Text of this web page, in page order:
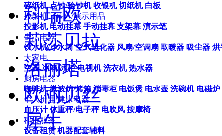
碎纸机 点钞/验钞机 收银机 切纸机 白板
投影机（幕）/演示用品
投影机 电动挂幕 手动挂幕 支架幕 演示笔
生活电器
饮水机/净水筒 空气进化器 风扇/空调扇 取暖器 吸尘器 烘
大家电
空调 冰箱/冰柜 电视机 洗衣机 热水器
厨房电器
咖啡机 微波炉/烤箱 消毒柜 电饭煲 电水壶 洗碗机 电磁炉
个人护理/健康电器
血压计 体重秤/电子秤 电吹风 按摩椅
租赁服务
设备租赁 机器配套辅料
科瑞欧
莉莎贝拉
洛丽塔
欧丽贝丝
犀牛